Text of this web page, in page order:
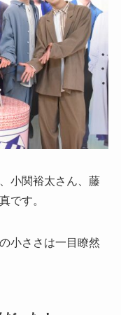
小関裕太さん、藤
です。
小ささは一目瞭然